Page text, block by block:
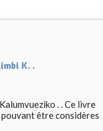
K. .
. . Ce livre
être considères